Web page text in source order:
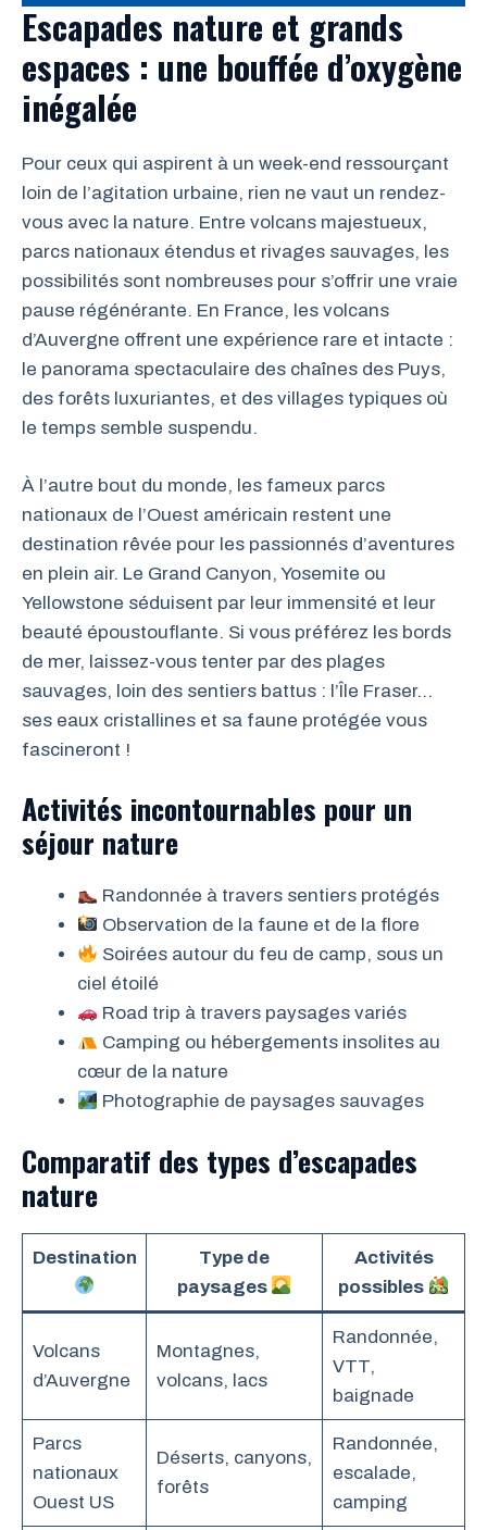
Escapades nature et grands
espaces : une bouffée d’oxygène
inégalée
Pour ceux qui aspirent à un week-end ressourçant
loin de l’agitation urbaine, rien ne vaut un rendez-
vous avec la nature. Entre volcans majestueux,
parcs nationaux étendus et rivages sauvages, les
possibilités sont nombreuses pour s’offrir une vraie
pause régénérante. En France, les volcans
d’Auvergne offrent une expérience rare et intacte :
le panorama spectaculaire des chaînes des Puys,
des forêts luxuriantes, et des villages typiques où
le temps semble suspendu.
À l’autre bout du monde, les fameux parcs
nationaux de l’Ouest américain restent une
destination rêvée pour les passionnés d’aventures
en plein air. Le Grand Canyon, Yosemite ou
Yellowstone séduisent par leur immensité et leur
beauté époustouflante. Si vous préférez les bords
de mer, laissez-vous tenter par des plages
sauvages, loin des sentiers battus : l’Île Fraser…
ses eaux cristallines et sa faune protégée vous
fascineront !
Activités incontournables pour un
séjour nature
Randonnée à travers sentiers protégés
Observation de la faune et de la flore
Soirées autour du feu de camp, sous un
ciel étoilé
Road trip à travers paysages variés
Camping ou hébergements insolites au
cœur de la nature
Photographie de paysages sauvages
Comparatif des types d’escapades
nature
Destination
Type de
paysages
Activités
possibles
Volcans
d’Auvergne
Montagnes,
volcans, lacs
Randonnée,
VTT,
baignade
Parcs
nationaux
Ouest US
Déserts, canyons,
forêts
Randonnée,
escalade,
camping